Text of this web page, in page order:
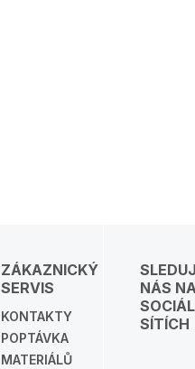
ZÁKAZNICKÝ
SERVIS
KONTAKTY
POPTÁVKA
MATERIÁLŮ
NÁS
SÍTÍCH